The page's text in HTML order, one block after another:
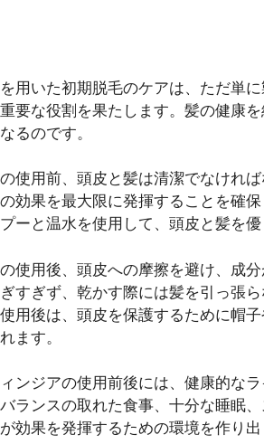
用いた初期脱毛のケアは、ただ単
要な役割を果たします。髪の健康
るのです。
使用前、頭皮と髪は清潔でなけれ
効果を最大限に発揮することを確
ーと温水を使用して、頭皮と髪を
使用後、頭皮への摩擦を避け、成
すぎず、乾かす際には髪を引っ張
用後は、頭皮を保護するために帽
ます。
ンジアの使用前後には、健康的な
ランスの取れた食事、十分な睡眠
効果を発揮するための環境を作り出